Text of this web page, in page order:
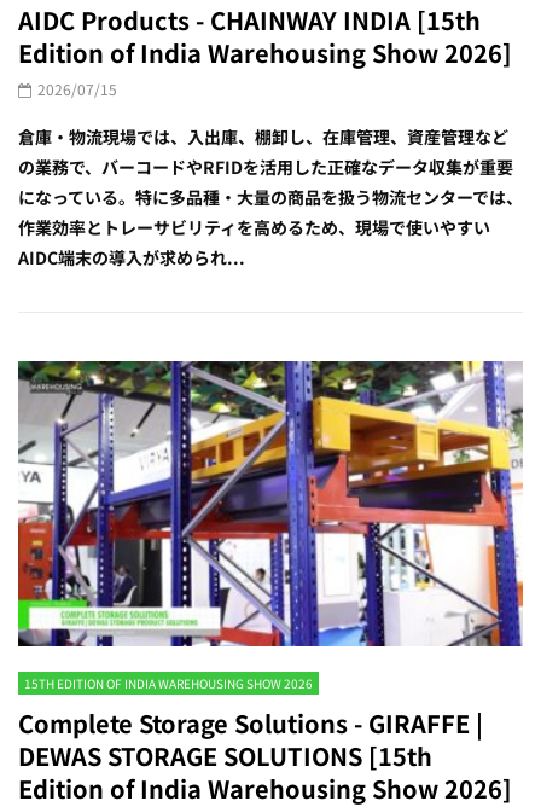
AIDC Products - CHAINWAY INDIA [15th
Edition of India Warehousing Show 2026]
2026/07/15
倉庫・物流現場では、入出庫、棚卸し、在庫管理、資産管理など
の業務で、バーコードやRFIDを活用した正確なデータ収集が重要
になっている。特に多品種・大量の商品を扱う物流センターでは、
作業効率とトレーサビリティを高めるため、現場で使いやすい
AIDC端末の導入が求められ...
15TH EDITION OF INDIA WAREHOUSING SHOW 2026
Complete Storage Solutions - GIRAFFE |
DEWAS STORAGE SOLUTIONS [15th
Edition of India Warehousing Show 2026]